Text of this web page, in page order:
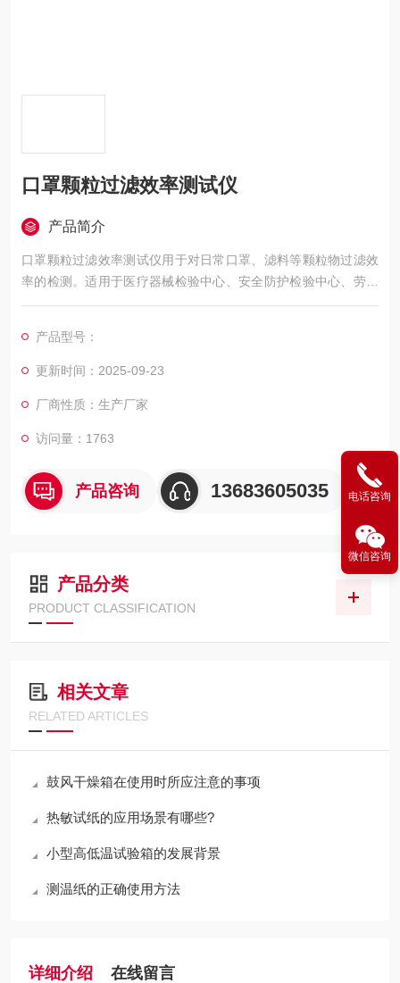
口罩颗粒过滤效率测试仪
产品简介
口罩颗粒过滤效率测试仪用于对日常口罩、滤料等颗粒物过滤效
率的检测。适用于医疗器械检验中心、安全防护检验中心、劳动
防护检验中心、药品检验中心、预防控制中心、纺织品检测中
产品型号：
更新时间：2025-09-23
厂商性质：生产厂家
访问量：1763
产品咨询 13683605035
产品分类
PRODUCT CLASSIFICATION
相关文章
RELATED ARTICLES
鼓风干燥箱在使用时所应注意的事项
热敏试纸的应用场景有哪些?
小型高低温试验箱的发展背景
测温纸的正确使用方法
详细介绍 在线留言
电话咨询
微信咨询